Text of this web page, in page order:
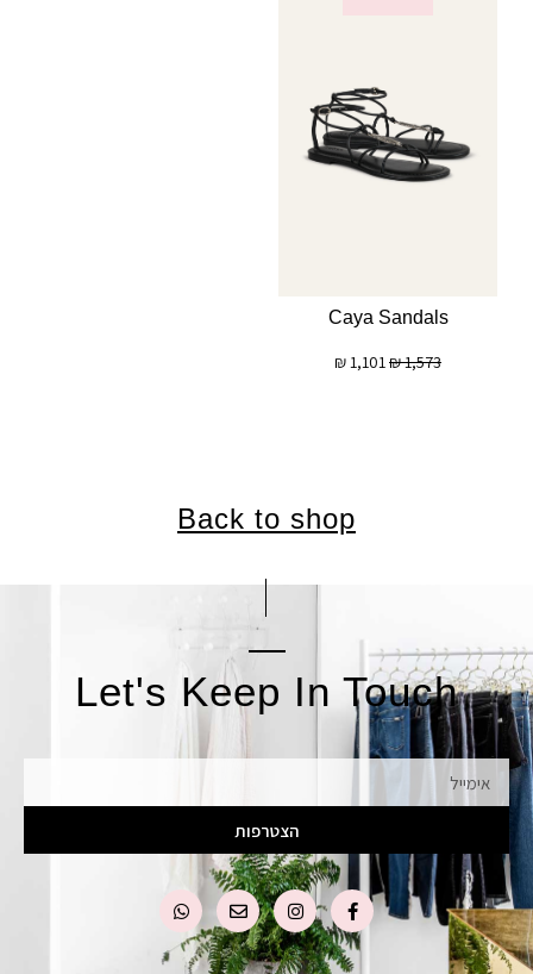
Caya Sandals
1,573
₪
1,101
₪
Back to shop
Let's Keep In Touch
אימייל
הצטרפות